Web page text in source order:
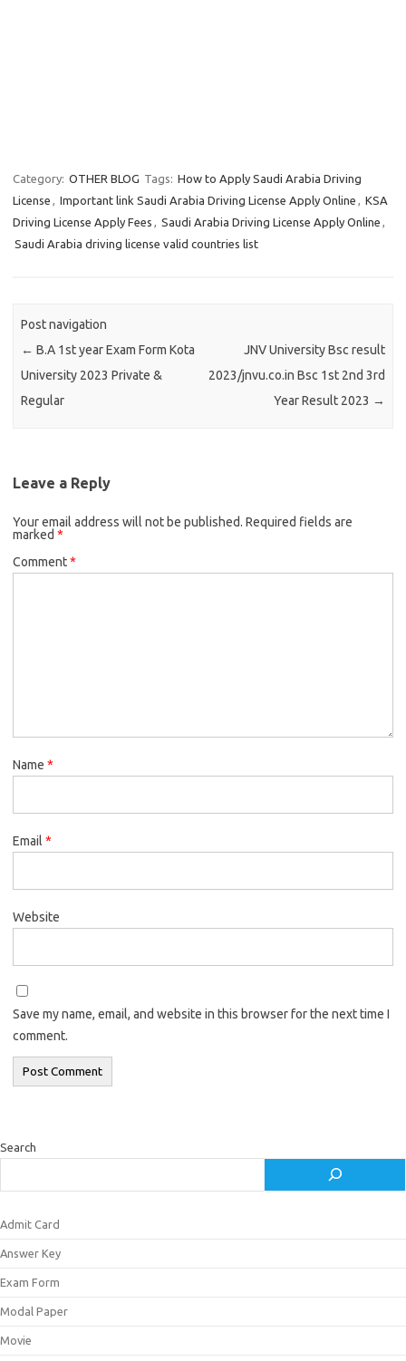
Category: OTHER BLOG Tags: How to Apply Saudi Arabia Driving
License , Important link Saudi Arabia Driving License Apply Online , KSA
Driving License Apply Fees , Saudi Arabia Driving License Apply Online ,
Saudi Arabia driving license valid countries list
Post navigation
← B.A 1st year Exam Form Kota
University 2023 Private &
Regular
JNV University Bsc result
2023/jnvu.co.in Bsc 1st 2nd 3rd
Year Result 2023 →
Leave a Reply
Your email address will not be published. Required fields are
marked *
Comment*
Name *
Email *
Website
Save my name, email, and website in this browser for the next time I
comment.
Search
Admit Card
Answer Key
Exam Form
Modal Paper
Movie